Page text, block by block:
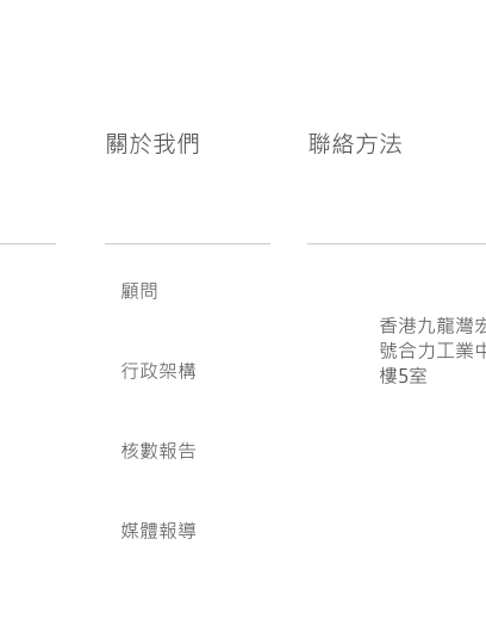
關於我們 聯絡方法
顧問
行政架構
核數報告
媒體報導
香港九龍灣
號合力工業
樓5室